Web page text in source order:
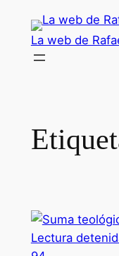
contenido
La web de